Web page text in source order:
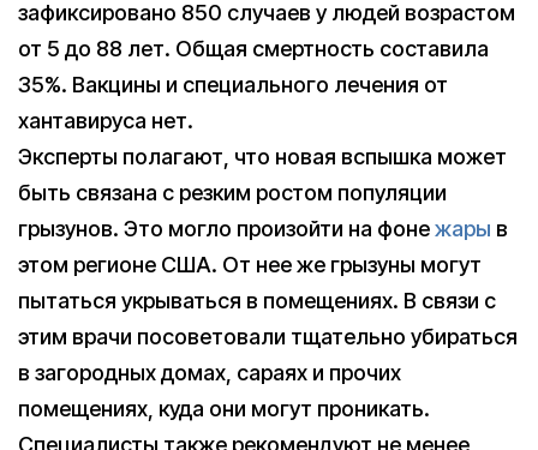
зафиксировано 850 случаев у людей возрастом
от 5 до 88 лет. Общая смертность составила
35%. Вакцины и специального лечения от
хантавируса нет.
Эксперты полагают, что новая вспышка может
быть связана с резким ростом популяции
грызунов. Это могло произойти на фонежары в
этом регионе США. От нее же грызуны могут
пытаться укрываться в помещениях. В связи с
этим врачи посоветовали тщательно убираться
в загородных домах, сараях и прочих
помещениях, куда они могут проникать.